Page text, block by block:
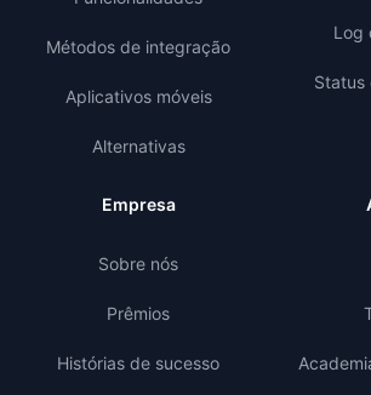
Métodos de integração
Aplicativos móveis
Alternativas
Log
Status
Empresa
Sobre nós
Prêmios
Histórias de sucesso